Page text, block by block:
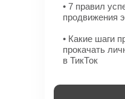
• 7 правил
продвижения
• Какие шаги
прокачать
в ТикТок